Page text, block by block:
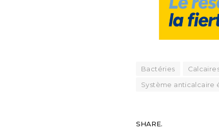
Bactéries
Système anticalcaire
SHARE.